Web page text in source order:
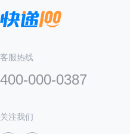
客服热线
400-000-0387
关注我们